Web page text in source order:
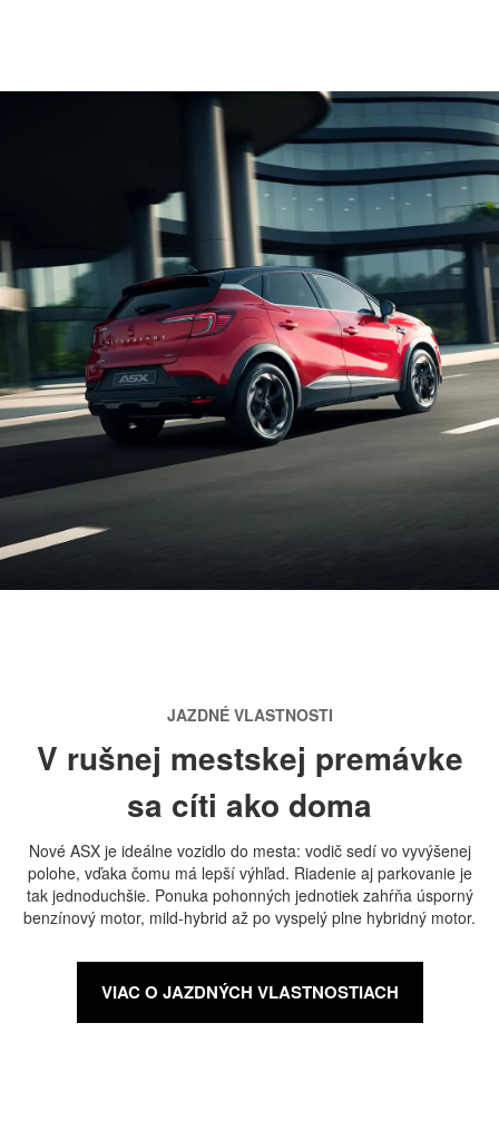
JAZDNÉ VLASTNOSTI
V rušnej mestskej premávke
sa cíti ako doma
Nové ASX je ideálne vozidlo do mesta: vodič sedí vo vyvýšenej
polohe, vďaka čomu má lepší výhľad. Riadenie aj parkovanie je
tak jednoduchšie. Ponuka pohonných jednotiek zahŕňa úsporný
benzínový motor, mild-hybrid až po vyspelý plne hybridný motor.
VIAC O JAZDNÝCH VLASTNOSTIACH